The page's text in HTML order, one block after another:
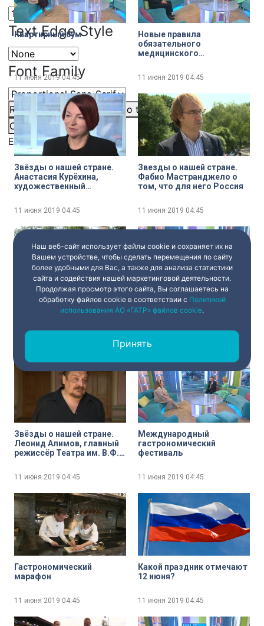
Text Edge Style
Font Family
Reset restore all settings to the default values Done
Close Modal Dialog
End of dialog window.
Квартирный бум
11 июня 2019 04:45
Новые правила
обязательного
медицинского
11 июня 2019 04:45
Звёзды о нашей стране.
Анастасия Курёхина,
художественный
имени Сергея Курехина
Россия
11 июня 2019 04:45
Звезды о нашей стране.
Фабио Мастранджело о
том, что для него Россия
11 июня 2019 04:45
Звёзды о нашей стране.
Музыканты группы Brain
них Россия
Концерт-беседа «Моцарт.
Миф о гармонии»
11 июня 2019
Звёзды о нашей стране.
Леонид Алимов, главный
режиссёр Театра им. В.Ф.
Россия
11 июня 2019 04:45
Международный
гастрономический
фестиваль
11 июня 2019 04:45
Гастрономический
марафон
11 июня 2019 04:45
Какой праздник отмечают
12 июня?
11 июня 2019 04:45
Наш веб-сайт использует файлы cookie и сохраняет их на
Вашем устройстве, чтобы сделать перемещения по сайту
более удобными для Вас, а также для анализа статистики
сайта и содействия нашей маркетинговой деятельности.
Продолжая просмотр этого сайта, Вы соглашаетесь на
обработку файлов cookie в соответствии с Политикой
использования АО «ГАТР» файлов cookie.
Принять